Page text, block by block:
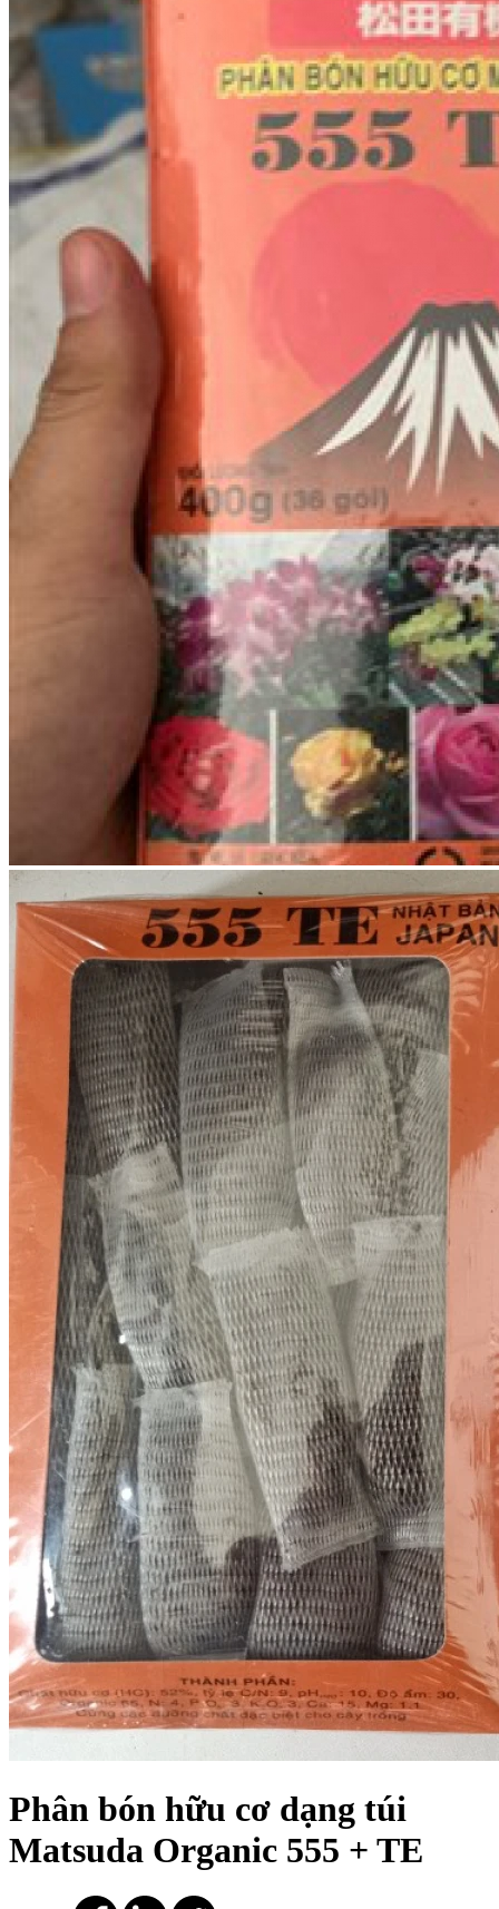
Phân bón hữu cơ dạng túi
Matsuda Organic 555 + TE